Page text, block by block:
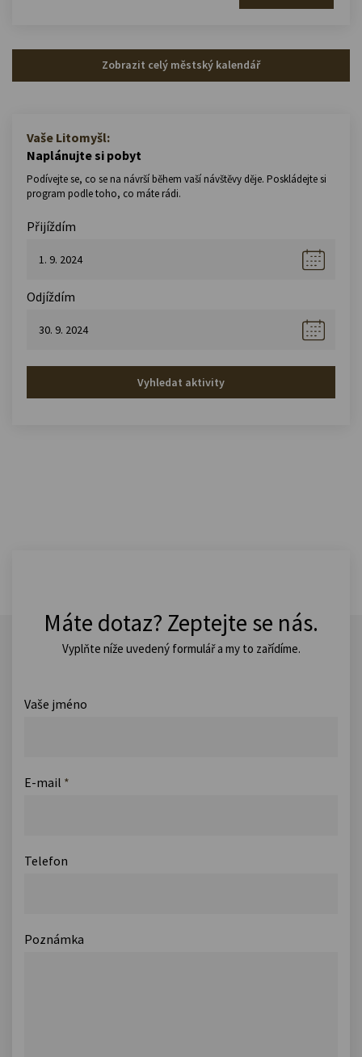
Zobrazit celý městský kalendář
Vaše Litomyšl:
Naplánujte si pobyt
Podívejte se, co se na návrší během vaší návštěvy děje. Poskládejte si
program podle toho, co máte rádi.
Přijíždím
Odjíždím
Vyhledat aktivity
Máte dotaz? Zeptejte se nás.
Vyplňte níže uvedený formulář a my to zařídíme.
Vaše jméno
E-mail *
Telefon
Poznámka